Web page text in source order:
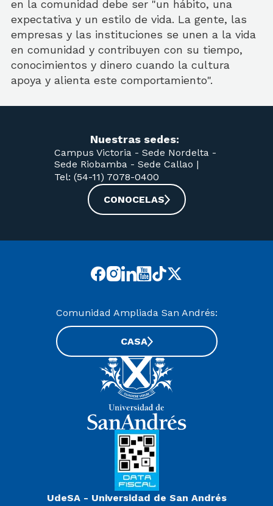
en la comunidad debe ser "un hábito, una
expectativa y un estilo de vida. La gente, las
empresas y las instituciones se unen a la vida
en comunidad y contribuyen con su tiempo,
conocimientos y dinero cuando la cultura
apoya y alienta este comportamiento".
Nuestras sedes:
Campus Victoria - Sede Nordelta -
Sede Riobamba - Sede Callao |
Tel: (54-11) 7078-0400
CONOCELAS
UdeSA - Universidad de San Andrés
Comunidad Ampliada San Andrés:
CASA